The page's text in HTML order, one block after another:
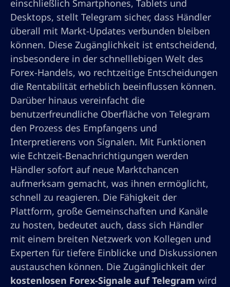
einschließlich Smartphones, Tablets und
Desktops, stellt Telegram sicher, dass Händler
überall mit Markt-Updates verbunden bleiben
können. Diese Zugänglichkeit ist entscheidend,
insbesondere in der schnelllebigen Welt des
Forex-Handels, wo rechtzeitige Entscheidungen
die Rentabilität erheblich beeinflussen können.
Darüber hinaus vereinfacht die
benutzerfreundliche Oberfläche von Telegram
den Prozess des Empfangens und
Interpretierens von Signalen. Mit Funktionen
wie Echtzeit-Benachrichtigungen werden
Händler sofort auf neue Marktchancen
aufmerksam gemacht, was ihnen ermöglicht,
schnell zu reagieren. Die Fähigkeit der
Plattform, große Gemeinschaften und Kanäle
zu hosten, bedeutet auch, dass sich Händler
mit einem breiten Netzwerk von Kollegen und
Experten für tiefere Einblicke und Diskussionen
austauschen können. Die Zugänglichkeit der
kostenlosen Forex-Signale auf Telegram wird